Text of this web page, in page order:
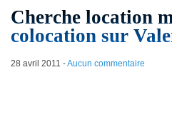
Cherche location
colocation sur
28 avril 2011 -Aucun commentaire